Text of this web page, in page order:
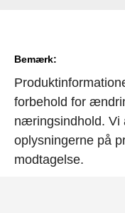
Bemærk:
forbehold for
næringsindhold. Vi
oplysningerne på
modtagelse.